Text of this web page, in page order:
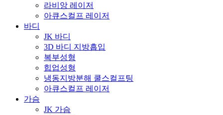
라비앙 레이저
아큐스컬프 레이저
바디
JK 바디
3D 바디 지방흡입
복부성형
힙업성형
냉동지방분해 쿨스컬프팅
아큐스컬프 레이저
가슴
JK 가슴